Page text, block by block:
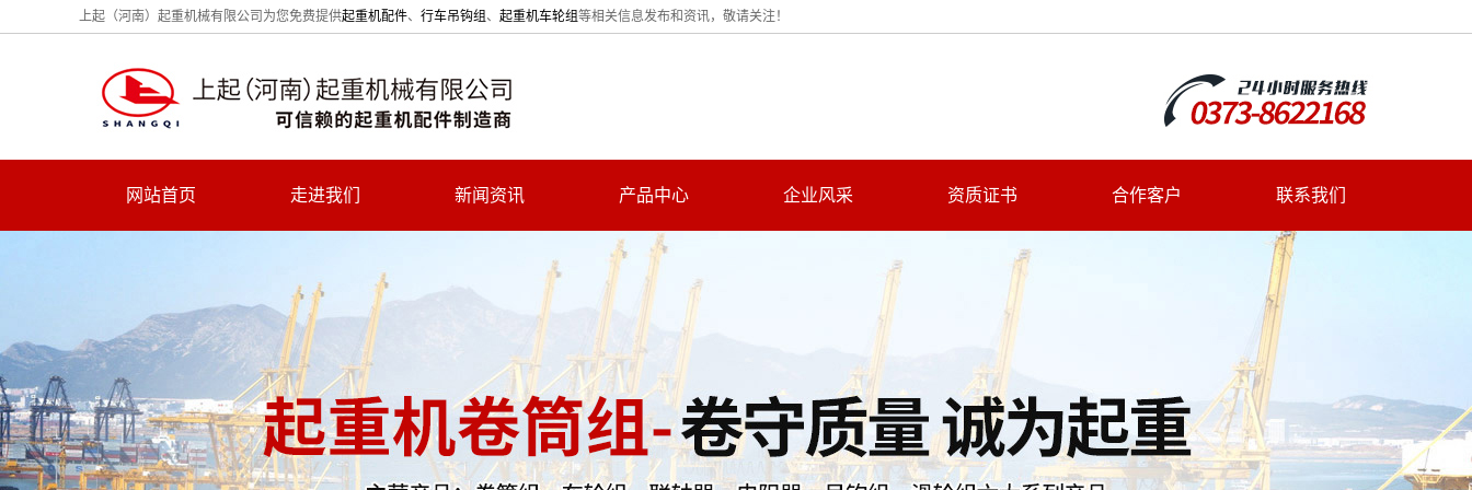
上起（河南）起重机械有限公司为您免费提供起重机配件、 行车吊钩组 、 起重机车轮组等相关信息发布和资讯，敬请关注！
网站首页 走进我们 新闻资讯 产品中心 企业风采 资质证书 合作客户 联系我们